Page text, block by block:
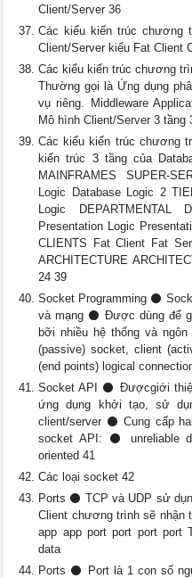
Client/Server 36
Các kiểu kiến trúc chương
Client/Server kiểu Fat Client
Các kiểu kiến trúc chương
Thường gọi là Ứng dụng
vụ riêng. Middleware
Mô hình Client/Server 3 tầng
Các kiểu kiến trúc chương
kiến trúc 3 tầng của
MAINFRAMES SUPER-
Logic Database Logic 2
Logic DEPARTMENTAL
Presentation Logic
CLIENTS Fat Client Fat
ARCHITECTURE
24 39
Socket Programming ⚫
và mạng ⚫ Được dùng để
bỡi nhiều hệ thống và
(passive) socket, client
(end points) logical
Socket API ⚫ Đượcgiới
ứng dụng khởi tạo, sử
client/server ⚫ Cung cấp
socket API: ⚫ unreliable
oriented 41
Các loại socket 42
Ports ⚫ TCP và UDP sử
Client chương trình sẽ nhận
app app port port port port
data
Ports ⚫ Port là 1 con số